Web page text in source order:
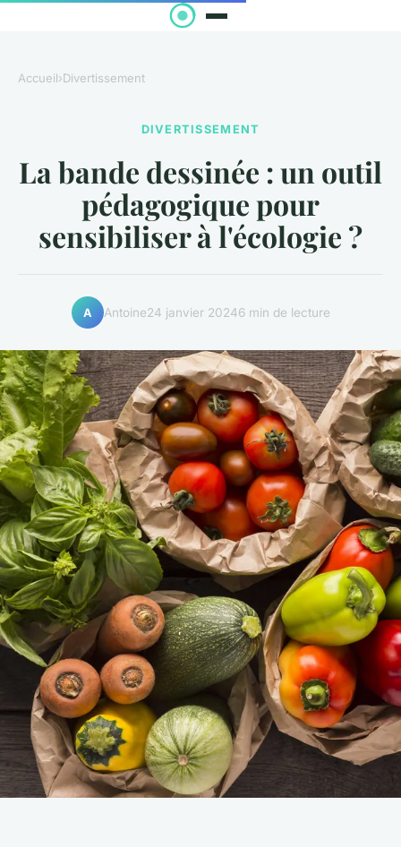
Accueil›Divertissement
DIVERTISSEMENT
La bande dessinée : un outil
pédagogique pour
sensibiliser à l'écologie ?
A Antoine24 janvier 20246 min de lecture